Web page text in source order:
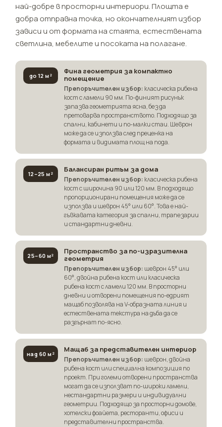
най-добре в просторни интериори. Площта е
добра отправна точка, но окончателният избор
зависи и от формата на стаята, естествената
светлина, мебелите и посоката на полагане.
до 12 м²
Фина геометрия за компактно
помещение
Препоръчителен избор: класическа рибена
кост с ламели 90 мм. По-финият рисунък
запазва геометрията ясна, без да
претоварва пространството. Подходящо за
спални, кабинети и по-малки стаи. Шеврон
може да се използва след преценка на
формата и видимата площ на пода.
12–25 м²
Балансиран ритъм за дома
Препоръчителен избор: класическа рибена
кост с широчина 90 или 120 мм. В подходящо
пропорционирани помещения може да се
използва и шеврон 45° или 60°. Това е най-
гъвкавата категория за спални, трапезарии
и стандартни дневни.
25–60 м²
Пространство за по-изразителна
геометрия
Препоръчителен избор: шеврон 45° или
60°, двойна рибена кост или класическа
рибена кост с ламели 120 мм. В просторни
дневни и отворени помещения по-едрият
мащаб позволява на V-образната линия и
естествената текстура на дъба да се
разгърнат по-ясно.
над 60 м²
Мащаб за представителен интериор
Препоръчителен избор: шеврон, двойна
рибена кост или специална композиция по
проект. При големи отворени пространства
могат да се използват по-широки ламели,
нестандартни размери и индивидуални
геометрии. Подходящо за просторни домове,
хотелски фоайета, ресторанти, офиси и
представителни пространства.